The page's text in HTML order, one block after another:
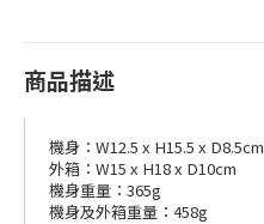
商品描述
機身：W12.5 x H15.5 x D8.5cm
外箱：W15 x H18 x D10cm
機身重量：365g
機身及外箱重量：458g